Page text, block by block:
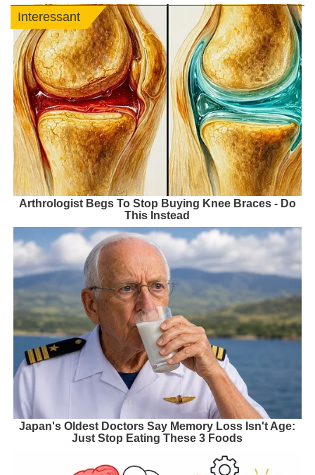
Interessant
Arthrologist Begs To Stop Buying Knee Braces - Do
This Instead
Japan's Oldest Doctors Say Memory Loss Isn't Age:
Just Stop Eating These 3 Foods